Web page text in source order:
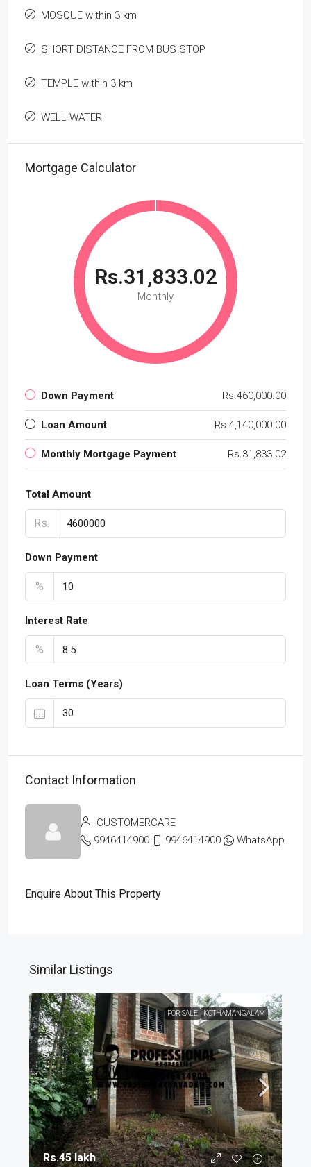
MOSQUE within 3 km
SHORT DISTANCE FROM BUS STOP
TEMPLE within 3 km
WELL WATER
Mortgage Calculator
Rs.31,833.02
Monthly
Down Payment Rs.460,000.00
Loan Amount Rs.4,140,000.00
Monthly Mortgage Payment Rs.31,833.02
Total Amount
Rs.
Down Payment
%
Interest Rate
%
Loan Terms (Years)
Contact Information
CUSTOMERCARE
9946414900
9946414900 WhatsApp
Enquire About This Property
Similar Listings
FOR SALE KOTHAMANGALAM
Rs.45 lakh